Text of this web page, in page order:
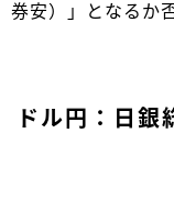
券安）」となるか
ドル円：日銀